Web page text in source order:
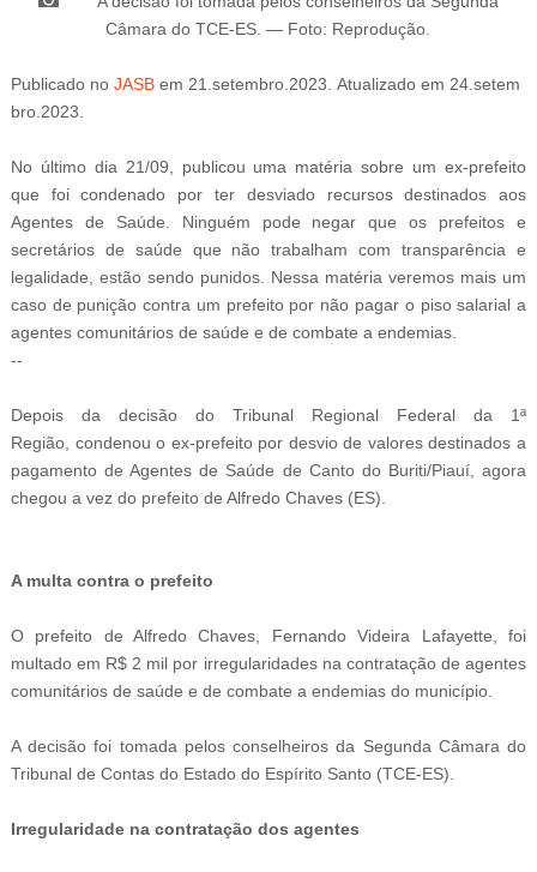
Câmara do TCE-ES. — Foto: Reprodução
Publicado no JASB em 21 .setembro.2023. Atualizado em 24.setem
bro.2023.
No último dia 21/09, publicou uma matéria sobre um ex-prefeito
que foi condenado por ter desviado recursos destinados aos
Agentes de Saúde . Ninguém pode negar que os prefeitos e
secretários de saúde que não trabalham com transparência e
legalidade, estão sendo punidos. Nessa matéria veremos mais um
caso de punição contra um prefeito por não pagar o piso salarial a
agentes comunitários de saúde e de combate a endemias.
--
Depois da decisão do Tribunal Regional Federal da 1ª
Região, condenou o ex-prefeito por desvio de valores destinados a
pagamento de Agentes de Saúde de Canto do Buriti/Piauí, agora
chegou a vez do prefeito de Alfredo Chaves (ES)
A multa contra o prefeito
O prefeito de Alfredo Chaves, Fernando Videira Lafayette, foi
multado em R$ 2 mil por irregularidades na contratação de agentes
comunitários de saúde e de combate a endemias do município.
A decisão foi tomada pelos conselheiros da Segunda Câmara do
Tribunal de Contas do Estado do Espírito Santo (TCE-ES).
Irregularidade na contratação dos agentes